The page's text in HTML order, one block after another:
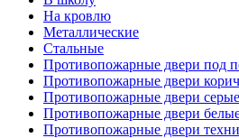
На кровлю
Металлические
Стальные
Противопожарные двери под
Противопожарные двери
Противопожарные двери серые
Противопожарные двери
Противопожарные двери